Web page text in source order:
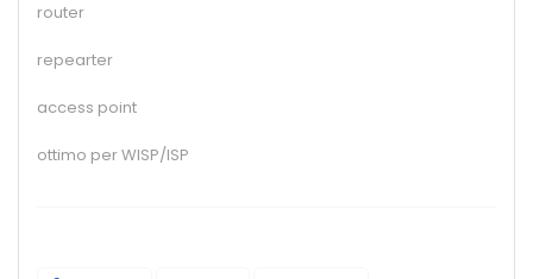
router
repearter
access point
ottimo per WISP/ISP